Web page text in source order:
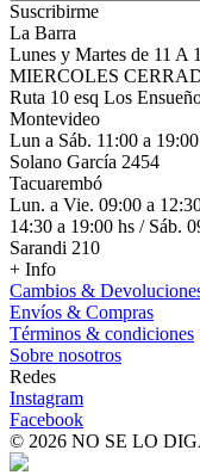
Suscribirme
La Barra
Lunes y Martes de 11 A
MIERCOLES
Ruta 10 esq Los
Montevideo
Lun a Sáb. 11:00 a
Solano García 2454
Tacuarembó
Lun. a Vie. 09:00 a
14:30 a 19:00 hs / Sáb.
Sarandi 210
+ Info
Cambios &
Envíos & Compras
Términos & condiciones
Sobre nosotros
Redes
Instagram
Facebook
© 2026 NO SE LO